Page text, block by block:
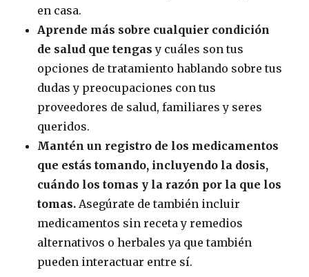
en casa.
Aprende más sobre cualquier condición
de salud que tengas y cuáles son tus
opciones de tratamiento hablando sobre tus
dudas y preocupaciones con tus
proveedores de salud, familiares y seres
queridos.
Mantén un registro de los medicamentos
que estás tomando, incluyendo la dosis,
cuándo los tomas y la razón por la que los
tomas. Asegúrate de también incluir
medicamentos sin receta y remedios
alternativos o herbales ya que también
pueden interactuar entre sí.